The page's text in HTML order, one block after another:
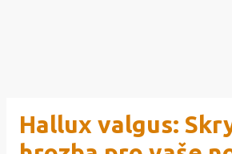
Hallux valgus: